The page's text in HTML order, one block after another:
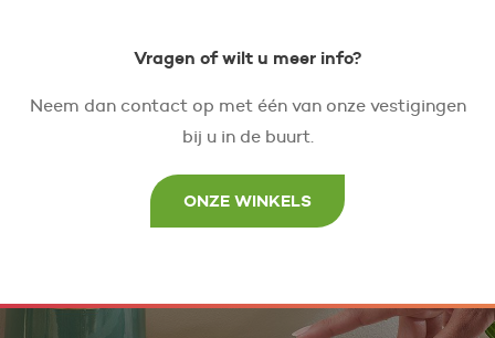
Vragen of wilt u meer info?
Neem dan contact op met één van onze vestigingen
bij u in de buurt.
ONZE WINKELS